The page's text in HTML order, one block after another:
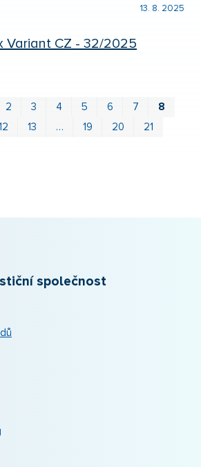
13. 8. 2025
Variant CZ - 32/2025
2 3 4 5 6 7
8
13 … 19 20
21
společnost